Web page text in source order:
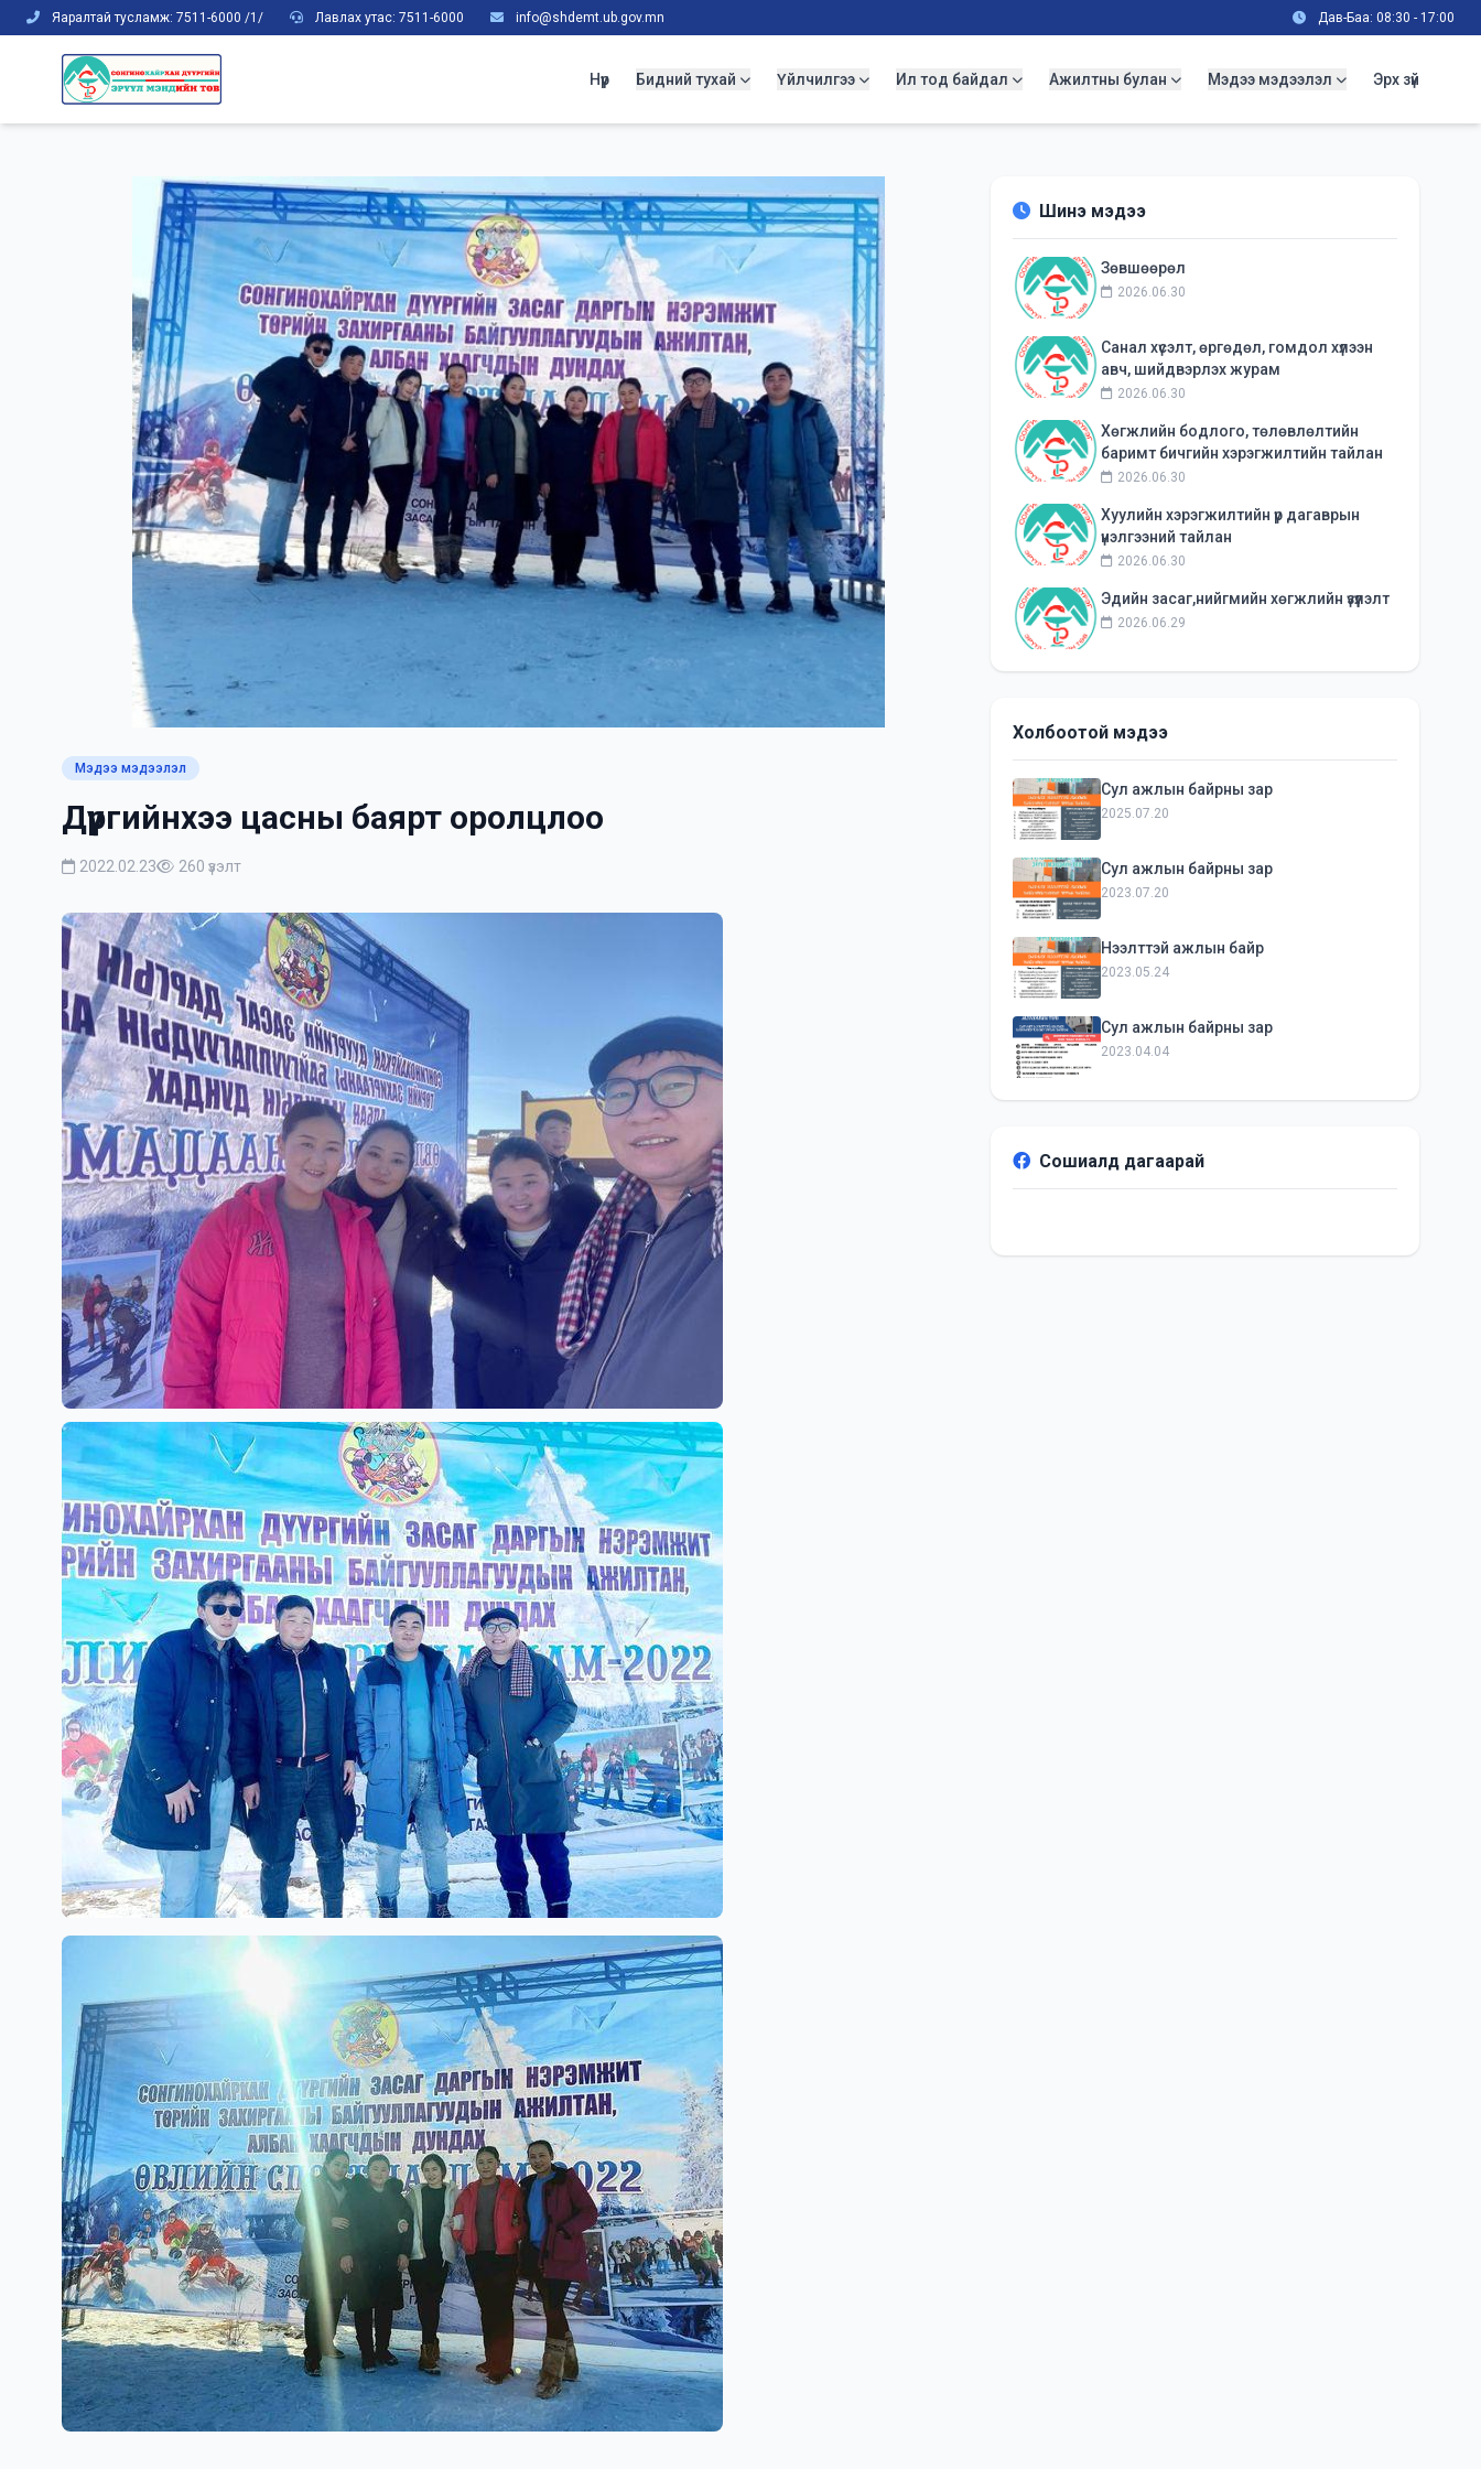
Яаралтай тусламж: 7511-6000 /1/ Лавлах утас: 7511-6000 info@shdemt.ub.gov.mn Дав-Баа: 08:30 - 17:00
Нүүр Бидний тухай Үйлчилгээ Ил тод байдал Ажилтны булан Мэдээ мэдээлэл Эрх зүй
Мэдээ мэдээлэл
Дүүргийнхээ цасны баярт оролцлоо
2022.02.23 260 үзэлт
Шинэ мэдээ
Зөвшөөрөл
2026.06.30
Санал хүсэлт, өргөдөл, гомдол хүлээн
авч, шийдвэрлэх журам
2026.06.30
Хөгжлийн бодлого, төлөвлөлтийн
баримт бичгийн хэрэгжилтийн тайлан
2026.06.30
Хуулийн хэрэгжилтийн үр дагаврын
үнэлгээний тайлан
2026.06.30
Эдийн засаг,нийгмийн хөгжлийн үзүүлэлт
2026.06.29
Холбоотой мэдээ
Сул ажлын байрны зар
2025.07.20
Сул ажлын байрны зар
2023.07.20
Нээлттэй ажлын байр
2023.05.24
Сул ажлын байрны зар
2023.04.04
Сошиалд дагаарай